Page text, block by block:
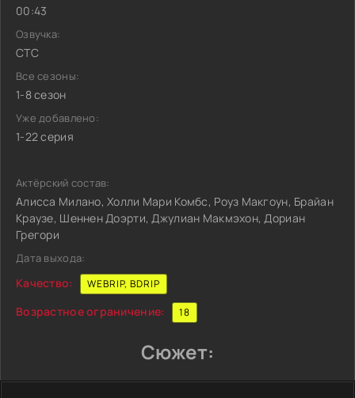
00:43
Озвучка:
СТС
Все сезоны:
1-8 сезон
Уже добавлено:
1-22 серия
Актёрский состав:
Алисса Милано, Холли Мари Комбс, Роуз Макгоун, Брайан
Краузе, Шеннен Доэрти, Джулиан Макмэхон, Дориан
Грегори
Дата выхода:
Качество: WEBRIP, BDRIP
Возрастное ограничение: 18
Сюжет: